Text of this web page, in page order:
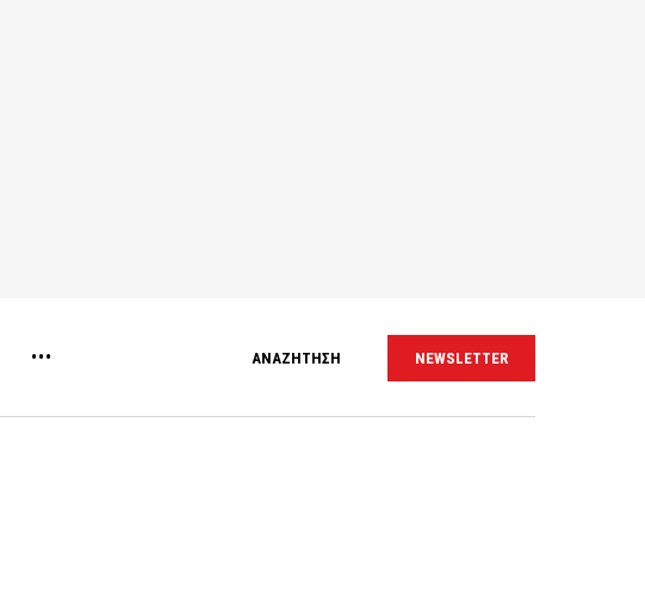
ΑΝΑΖΗΤΗΣΗ NEWSLETTER